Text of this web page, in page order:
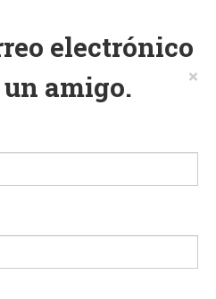
electrónico
amigo.
×